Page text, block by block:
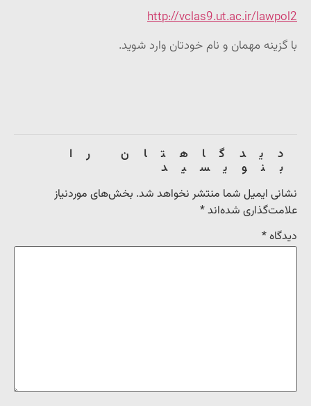
http://vclas9.ut.ac.ir/lawpol2
با گزینه مهمان و نام خودتان وارد شوید.
دیدگاهتان را
بنویسید
نشانی ایمیل شما منتشر نخواهد شد. بخش‌های موردنیاز
علامت‌گذاری شده‌اند*
دیدگاه*